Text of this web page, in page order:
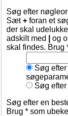
Søg efter
Sæt+ foran et
der skal
adskilt med
og
skal findes. Brug
Søg
Søg
Søg efter en
Brug * som